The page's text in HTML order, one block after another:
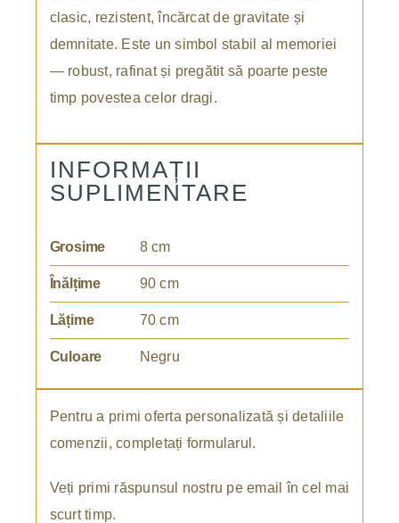
clasic, rezistent, încărcat de gravitate și
demnitate. Este un simbol stabil al memoriei
— robust, rafinat și pregătit să poarte peste
timp povestea celor dragi.
INFORMAȚII
SUPLIMENTARE
Grosime 8 cm
Înălțime 90 cm
Lățime 70 cm
Culoare Negru
Pentru a primi oferta personalizată și detaliile
comenzii, completați formularul.
Veți primi răspunsul nostru pe email în cel mai
scurt timp.